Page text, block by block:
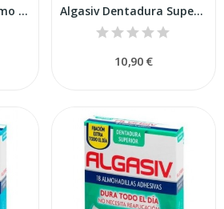
Corega Sellado Máximo Adhesivo Prótesis Dental 4g Algasiv Dentadura Superior 30uds
10,90 €